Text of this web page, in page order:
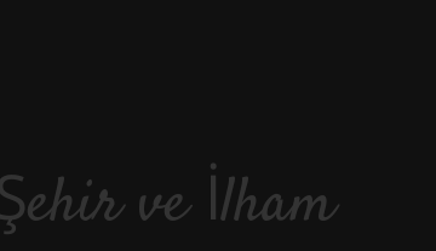
ve İlham